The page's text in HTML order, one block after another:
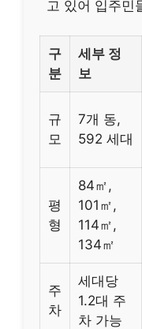
고 있어 입주민
구
분
세부 정
보
규
모
7개 동,
592 세대
평
형
84㎡,
101㎡,
114㎡,
134㎡
주
차
세대당
1.2대 주
차 가능